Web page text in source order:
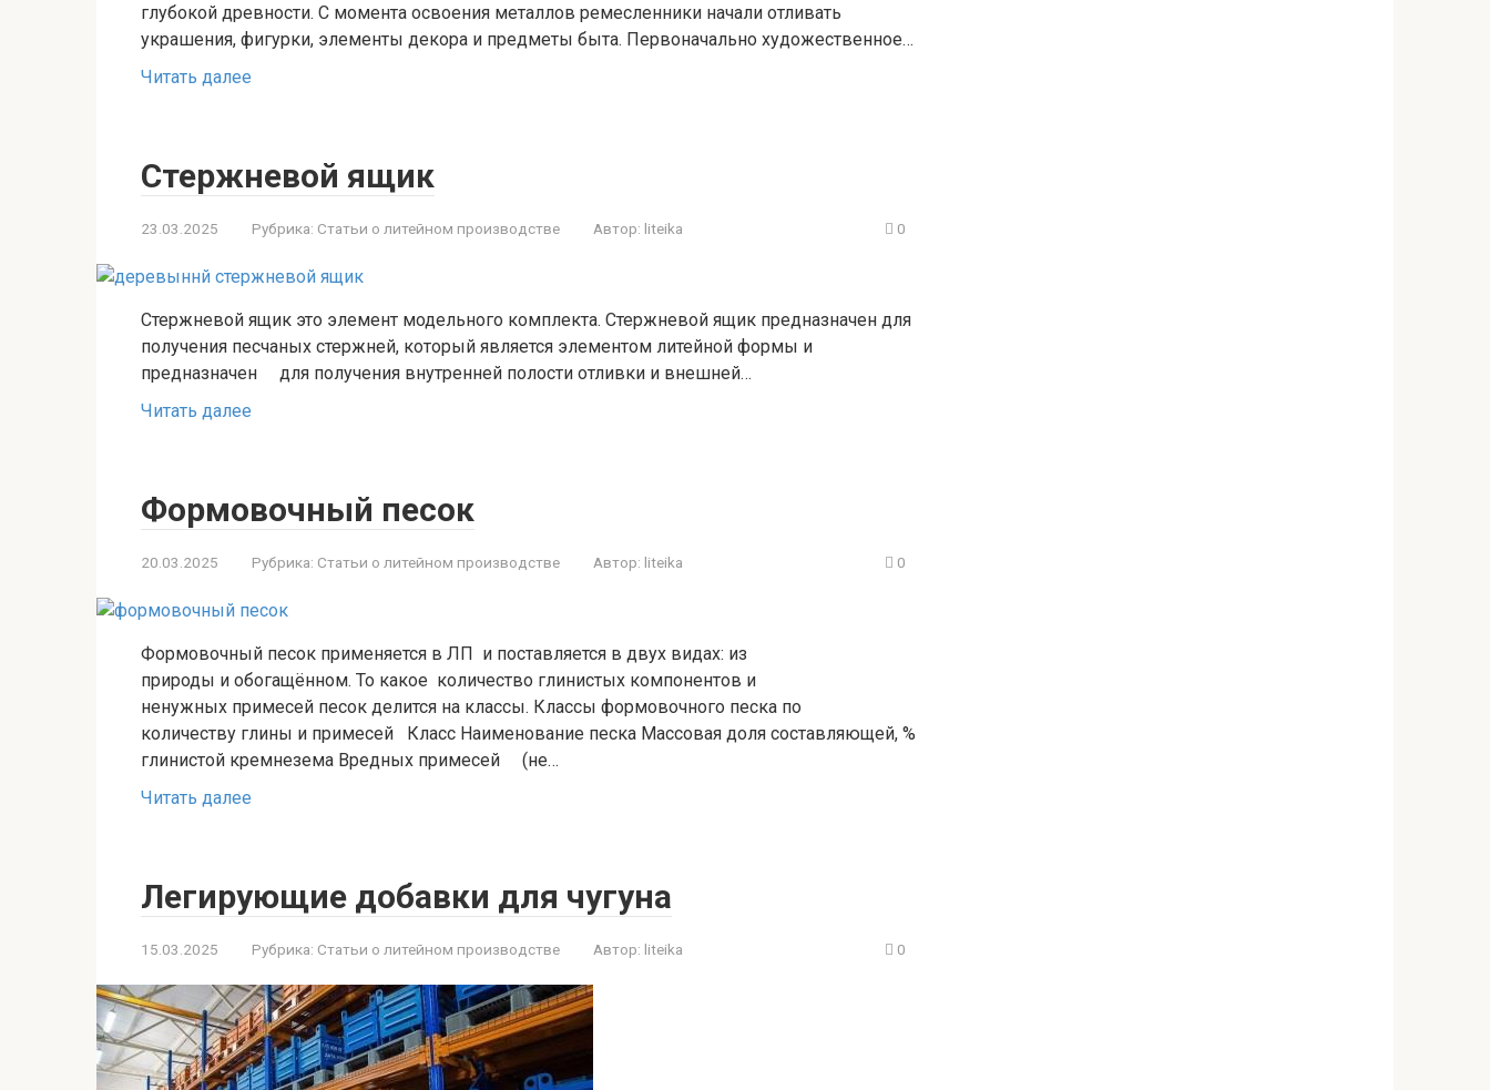
глубокой древности. С момента освоения металлов ремесленники начали отливать
украшения, фигурки, элементы декора и предметы быта. Первоначально художественное…
Читать далее
Стержневой ящик
23.03.2025 Рубрика: Статьи о литейном производстве Автор: liteika 0
Стержневой ящик это элемент модельного комплекта. Стержневой ящик предназначен для
получения песчаных стержней, который является элементом литейной формы и
предназначен для получения внутренней полости отливки и внешней…
Читать далее
Формовочный песок
20.03.2025 Рубрика: Статьи о литейном производстве Автор: liteika 0
Формовочный песок применяется в ЛП и поставляется в двух видах: из
природы и обогащённом. То какое количество глинистых компонентов и
ненужных примесей песок делится на классы. Классы формовочного песка по
количеству глины и примесей Класс Наименование песка Массовая доля составляющей, %
глинистой кремнезема Вредных примесей (не…
Читать далее
Легирующие добавки для чугуна
15.03.2025 Рубрика: Статьи о литейном производстве Автор: liteika 0